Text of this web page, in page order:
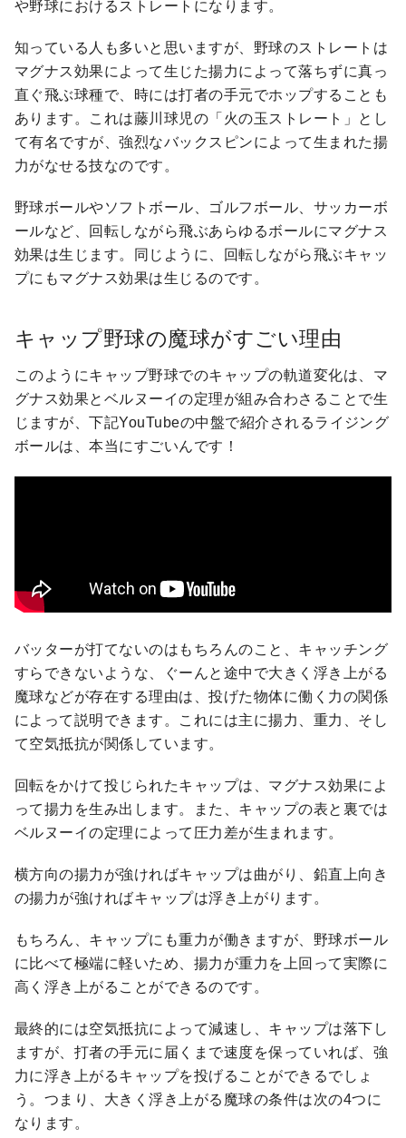
や野球におけるストレートになります。
知っている人も多いと思いますが、野球のストレートは
マグナス効果によって生じた揚力によって落ちずに真っ
直ぐ飛ぶ球種で、時には打者の手元でホップすることも
あります。これは藤川球児の「火の玉ストレート」とし
て有名ですが、強烈なバックスピンによって生まれた揚
力がなせる技なのです。
野球ボールやソフトボール、ゴルフボール、サッカーボ
ールなど、回転しながら飛ぶあらゆるボールにマグナス
効果は生じます。同じように、回転しながら飛ぶキャッ
プにもマグナス効果は生じるのです。
キャップ野球の魔球がすごい理由
このようにキャップ野球でのキャップの軌道変化は、マ
グナス効果とベルヌーイの定理が組み合わさることで生
じますが、下記YouTubeの中盤で紹介されるライジング
ボールは、本当にすごいんです！
バッターが打てないのはもちろんのこと、キャッチング
すらできないような、ぐーんと途中で大きく浮き上がる
魔球などが存在する理由は、投げた物体に働く力の関係
によって説明できます。これには主に揚力、重力、そし
て空気抵抗が関係しています。
回転をかけて投じられたキャップは、マグナス効果によ
って揚力を生み出します。また、キャップの表と裏では
ベルヌーイの定理によって圧力差が生まれます。
横方向の揚力が強ければキャップは曲がり、鉛直上向き
の揚力が強ければキャップは浮き上がります。
もちろん、キャップにも重力が働きますが、野球ボール
に比べて極端に軽いため、揚力が重力を上回って実際に
高く浮き上がることができるのです。
最終的には空気抵抗によって減速し、キャップは落下し
ますが、打者の手元に届くまで速度を保っていれば、強
力に浮き上がるキャップを投げることができるでしょ
う。つまり、大きく浮き上がる魔球の条件は次の4つに
なります。